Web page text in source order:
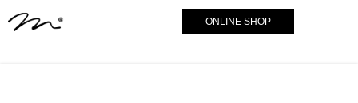
ONLINE SHOP